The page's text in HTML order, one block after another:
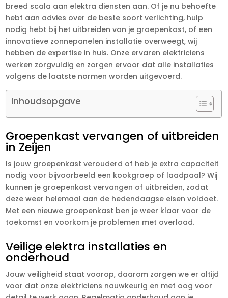
breed scala aan elektra diensten aan. Of je nu behoefte
hebt aan advies over de beste soort verlichting, hulp
nodig hebt bij het uitbreiden van je groepenkast, of een
innovatieve zonnepanelen installatie overweegt, wij
hebben de expertise in huis. Onze ervaren elektriciens
werken zorgvuldig en zorgen ervoor dat alle installaties
volgens de laatste normen worden uitgevoerd.
Inhoudsopgave
Groepenkast vervangen of uitbreiden
in Zeijen
Is jouw groepenkast verouderd of heb je extra capaciteit
nodig voor bijvoorbeeld een kookgroep of laadpaal? Wij
kunnen je groepenkast vervangen of uitbreiden, zodat
deze weer helemaal aan de hedendaagse eisen voldoet.
Met een nieuwe groepenkast ben je weer klaar voor de
toekomst en voorkom je problemen met overload.
Veilige elektra installaties en
onderhoud
Jouw veiligheid staat voorop, daarom zorgen we er altijd
voor dat onze elektriciens nauwkeurig en met oog voor